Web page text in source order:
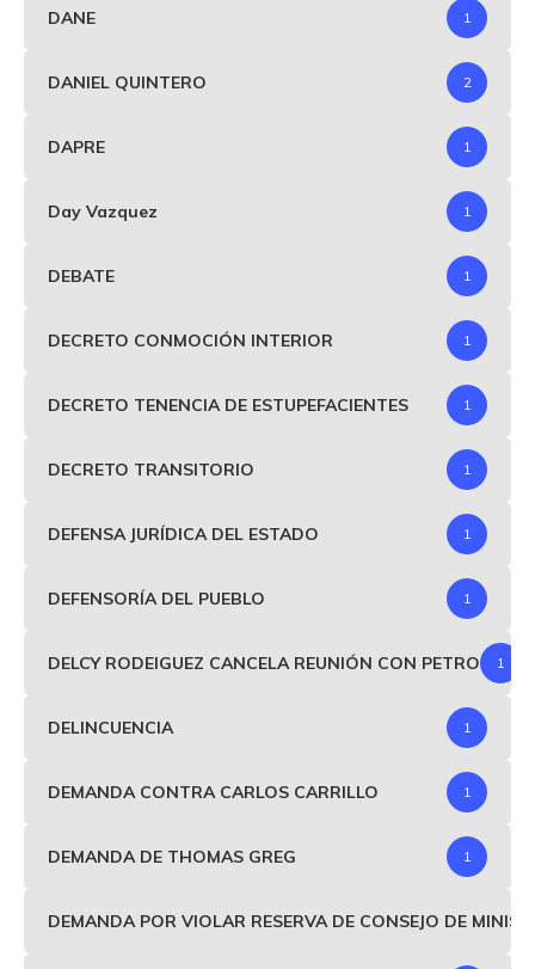
DANE 1
DANIEL QUINTERO 2
DAPRE 1
Day Vazquez 1
DEBATE 1
DECRETO CONMOCIÓN INTERIOR 1
DECRETO TENENCIA DE ESTUPEFACIENTES 1
DECRETO TRANSITORIO 1
DEFENSA JURÍDICA DEL ESTADO 1
DEFENSORÍA DEL PUEBLO 1
DELCY RODEIGUEZ CANCELA REUNIÓN CON PETRO 1
DELINCUENCIA 1
DEMANDA CONTRA CARLOS CARRILLO 1
DEMANDA DE THOMAS GREG 1
DEMANDA POR VIOLAR RESERVA DE CONSEJO DE